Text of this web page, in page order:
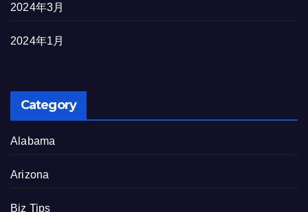
2024年3月
2024年1月
Category
Alabama
Arizona
Biz Tips